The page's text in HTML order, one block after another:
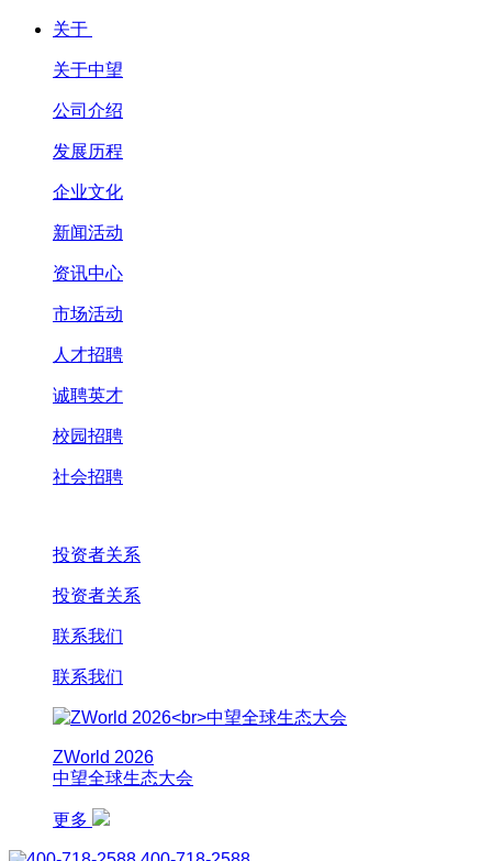
关于
关于中望
公司介绍
发展历程
企业文化
新闻活动
资讯中心
市场活动
人才招聘
诚聘英才
校园招聘
社会招聘
投资者关系
投资者关系
联系我们
联系我们
ZWorld 2026
中望全球生态大会
更多